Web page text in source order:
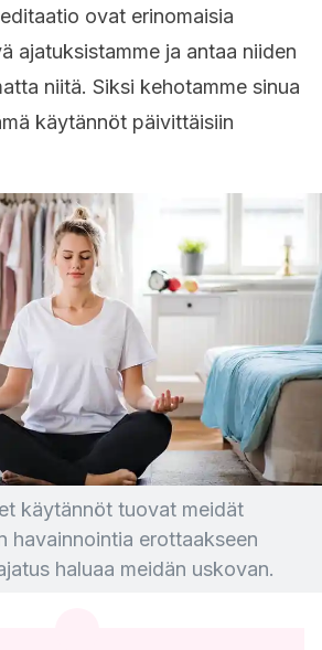
ovat erinomaisia
ajatuksistamme ja antaa niiden
niitä. Siksi kehotamme sinua
käytännöt päivittäisiin
käytännöt tuovat meidät
havainnointia erottaakseen
haluaa meidän uskovan.